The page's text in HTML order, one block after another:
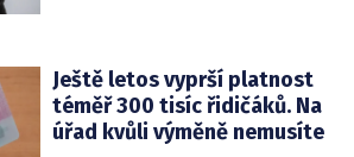
Ještě letos vyprší platnost
téměř 300 tisíc řidičáků. Na
úřad kvůli výměně nemusíte